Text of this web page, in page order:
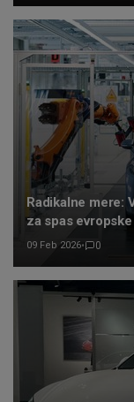
Radikalne mere:
za spas
09 Feb 2026• 0